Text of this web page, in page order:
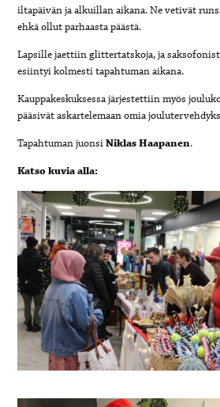
iltapäivän ja alkuillan aikana. Ne vetivät
ehkä ollut parhaasta päästä.
Lapsille jaettiin glittertatskoja, ja
esiintyi kolmesti tapahtuman aikana.
Kauppakeskuksessa järjestettiin myös
pääsivät askartelemaan omia
Tapahtuman juonsiNiklas Haapanen.
Katso kuvia alla: